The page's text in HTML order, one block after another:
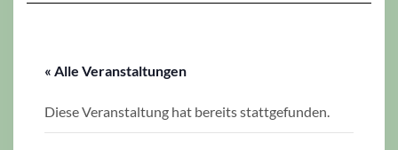
« Alle Veranstaltungen
Diese Veranstaltung hat bereits stattgefunden.